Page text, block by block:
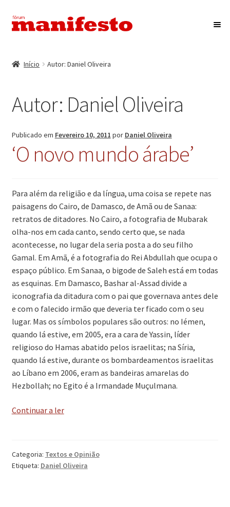
Ir
para
Saltar
para
Eventos
Revista Manifesto
Contactos
Início Autor: Daniel Oliveira
Autor: Daniel Oliveira
Publicado em Fevereiro 10, 2011 por Daniel Oliveira
‘O novo mundo árabe’
Para além da religião e da língua, uma coisa se repete nas
paisagens do Cairo, de Damasco, de Amã ou de Sanaa:
retratos de ditadores. No Cairo, a fotografia de Mubarak
olha-nos em cada canto, sendo certo que, se nada
acontecesse, no lugar dela seria posta a do seu filho
Gamal. Em Amã, é a fotografia do Rei Abdullah que ocupa o
espaço público. Em Sanaa, o bigode de Saleh está em todas
as esquinas. Em Damasco, Bashar al-Assad divide a
iconografia da ditadura com o pai que governava antes dele
e com o falecido irmão que deveria ter ficado com o seu
lugar. Mas os símbolos populares são outros: no Iémen,
quando lá estive, em 2005, era a cara de Yassin, líder
religioso do Hamas abatido pelos israelitas; na Síria,
quando lá estive, durante os bombardeamentos israelitas
ao Líbano em 2006, eram as bandeiras amarelas do
Hezbollah; no Egito é a Irmandade Muçulmana.
Continuar a ler‘O
Categoria: Textos e Opinião
Etiqueta: Daniel Oliveira